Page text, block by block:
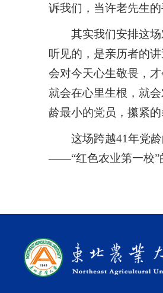
诉我们，当许老先生
其实我们安排这
听见的，是亲历者的
会对今天心生敬畏，
就会在心里生根，就
龄最小的党员，攥紧
这场跨越41年党
——“红色农业第一校”